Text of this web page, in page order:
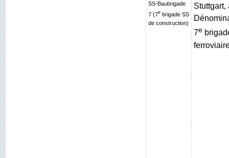
SS-Baubrigade
7 (7e brigade SS
de construction)
Stuttgart,
7e